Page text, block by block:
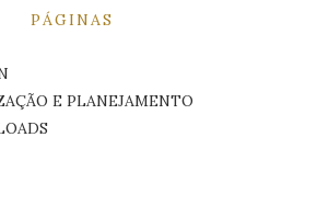
PÁGINAS
E PLANEJAMENTO